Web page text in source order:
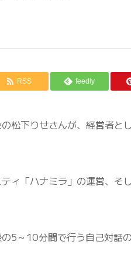
RSS feedly
松下りせさんが、経営者と
ィ「ハナミラ」の運営、そ
5～10分間で行う自己対話